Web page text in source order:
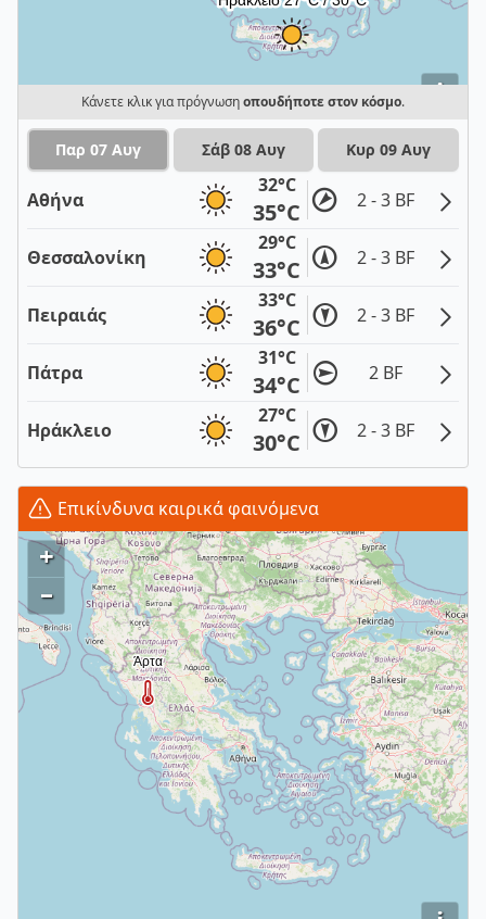
i
Κάνετε κλικ για πρόγνωσηοπουδήποτε στον κόσμο.
Παρ 07 Αυγ Σάβ 08 Αυγ Κυρ 09 Αυγ
Αθήνα
32°C
35°C 2 - 3 BF
Θεσσαλονίκη
29°C
33°C 2 - 3 BF
Πειραιάς
33°C
36°C 2 - 3 BF
Πάτρα
31°C
34°C 2 BF
Ηράκλειο
27°C
30°C 2 - 3 BF
Επικίνδυνα καιρικά φαινόμενα
+
–